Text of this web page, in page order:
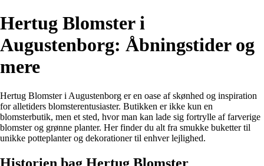
Hertug Blomster i
Augustenborg: Åbningstider og
mere
Hertug Blomster i Augustenborg er en oase af skønhed og inspiration
for alletiders blomsterentusiaster. Butikken er ikke kun en
blomsterbutik, men et sted, hvor man kan lade sig fortrylle af farverige
blomster og grønne planter. Her finder du alt fra smukke buketter til
unikke potteplanter og dekorationer til enhver lejlighed.
Historien bag Hertug Blomster